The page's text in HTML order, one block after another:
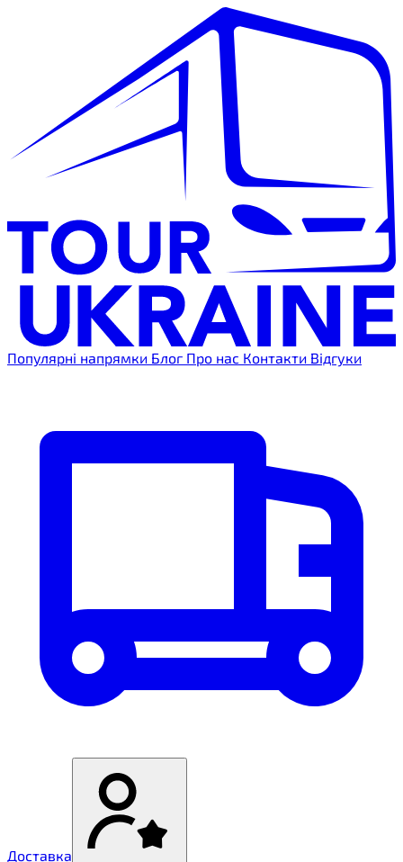
Популярні напрямки Блог Про нас Контакти Відгуки
Доставка